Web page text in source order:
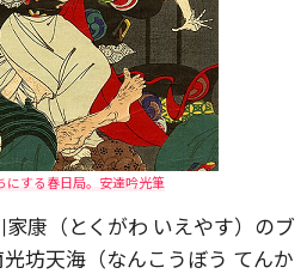
にする春日局。安達吟光筆
康（とくがわ いえやす）のブ
坊天海（なんこうぼう てんか